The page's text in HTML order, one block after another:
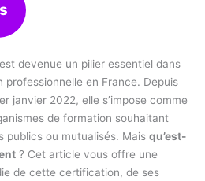
est devenue un pilier essentiel dans
professionnelle en France. Depuis
janvier 2022, elle s’impose comme
de formation souhaitant
publics ou mutualisés. Maisqu’est-
? Cet article vous offre une
de cette certification, de ses